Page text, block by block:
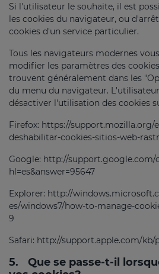
Si l'utilisateur le souhaite, il est
les cookies du navigateur, ou
cookies d'un service particulier.
Tous les navigateurs modernes
modifier les paramètres des
trouvent généralement dans les
du menu du navigateur.
désactiver l'utilisation des cookies
Firefox: https://support.mozilla.org/
deshabilitar-cookies-sitios-web-
Google: http://support.google.com/
hl=es&answer=95647
Explorer: http://
es/windows7/how-to-manage-
9
Safari: http://support.apple.com/kb/
5.
Que se passe-t-il